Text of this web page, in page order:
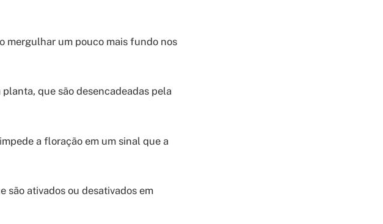
mergulhar um pouco mais fundo nos
que são desencadeadas pela
a floração em um sinal que a
são ativados ou desativados em